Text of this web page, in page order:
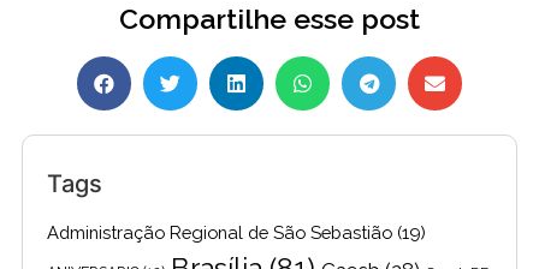
Compartilhe esse post
Tags
Administração Regional de São Sebastião (19)